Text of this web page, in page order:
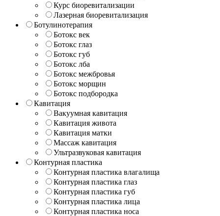
Курс биоревитализации
Лазерная биоревитализация
Ботулинотерапия
Ботокс век
Ботокс глаз
Ботокс губ
Ботокс лба
Ботокс межбровья
Ботокс морщин
Ботокс подбородка
Кавитация
Вакуумная кавитация
Кавитация живота
Кавитация матки
Массаж кавитация
Ультразвуковая кавитация
Контурная пластика
Контурная пластика влагалища
Контурная пластика глаз
Контурная пластика губ
Контурная пластика лица
Контурная пластика носа